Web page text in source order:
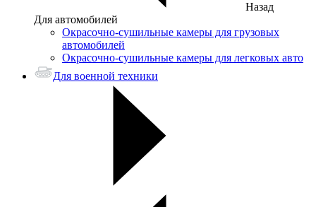
Назад
Для автомобилей
Окрасочно-сушильные камеры для грузовых
автомобилей
Окрасочно-сушильные камеры для легковых авто
Для военной техники